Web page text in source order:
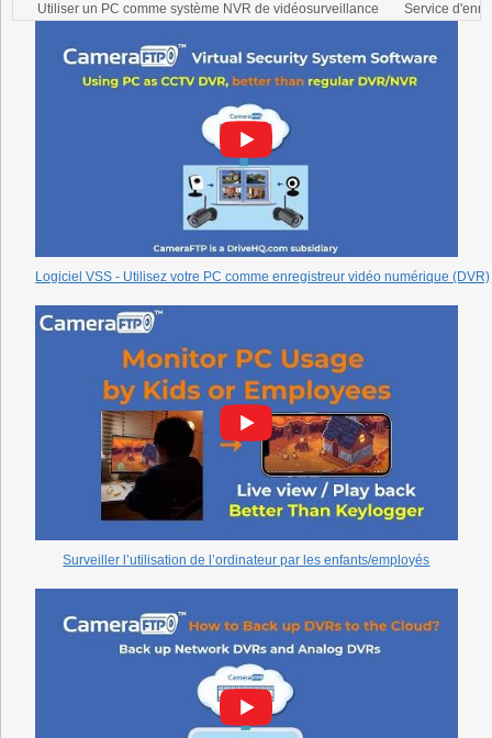
Utiliser un PC comme système NVR de vidéosurveillance Service
Logiciel VSS - Utilisez votre PC comme enregistreur vidéo numérique (DVR)
Surveiller l’utilisation de l’ordinateur par les enfants/employés